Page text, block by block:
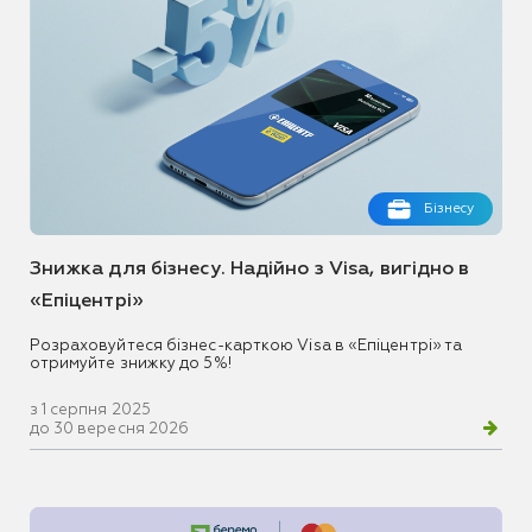
Бізнесу
Знижка для бізнесу. Надійно з Visa, вигідно в
«Епіцентрі»
Розраховуйтеся бізнес-карткою Visa в «Епіцентрі» та
отримуйте знижку до 5%!
з 1 серпня 2025
до 30 вересня 2026